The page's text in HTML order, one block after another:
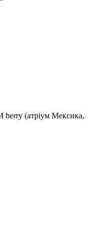
(атріум Мексика,